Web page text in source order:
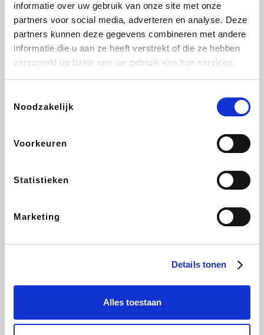
informatie over uw gebruik van onze site met onze
partners voor social media, adverteren en analyse. Deze
partners kunnen deze gegevens combineren met andere
informatie die u aan ze heeft verstrekt of die ze hebben
verzameld op basis van uw gebruik van hun services.
Noodzakelijk
Voorkeuren
Statistieken
Marketing
Details tonen
Alles toestaan
Weekendesk Sarenza Schiesser Interhome
Lufthansa
CheapTickets.be DeubaXXL
Samsung My Jewellery Delonghi Tennis Point